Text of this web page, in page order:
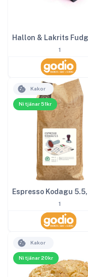
1
Ni tjänar 51kr
Kakor
1
Ni tjänar 20kr
Kakor